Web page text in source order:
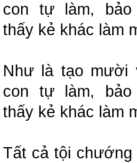
con tự làm,
thấy kẻ khác làm
Như là tạo mười
con tự làm,
thấy kẻ khác làm
Tất cả tội chướng